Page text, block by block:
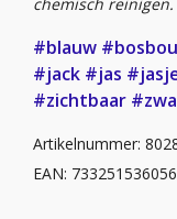
#blauw
#jack #jas
#zichtbaar
Artikelnummer:
EAN: